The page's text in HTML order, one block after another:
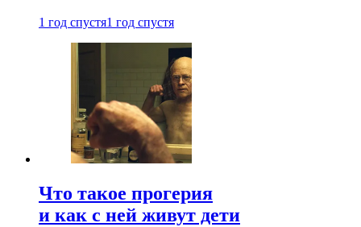
1 год спустя1 год спустя
Что такое прогерия
и как с ней живут дети